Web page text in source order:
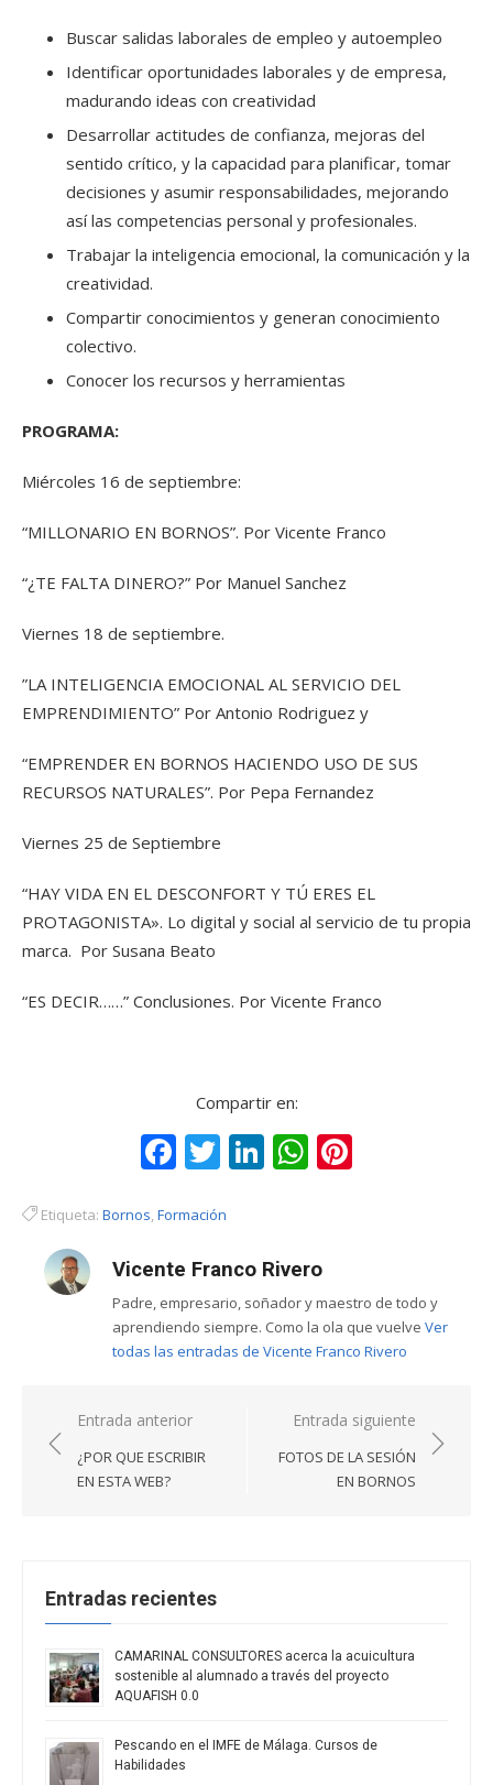
Buscar salidas laborales de empleo y autoempleo
Identificar oportunidades laborales y de empresa,
madurando ideas con creatividad
Desarrollar actitudes de confianza, mejoras del
sentido crítico, y la capacidad para planificar, tomar
decisiones y asumir responsabilidades, mejorando
así las competencias personal y profesionales.
Trabajar la inteligencia emocional, la comunicación y la
creatividad.
Compartir conocimientos y generan conocimiento
colectivo.
Conocer los recursos y herramientas
PROGRAMA:
Miércoles 16 de septiembre:
“MILLONARIO EN BORNOS”. Por Vicente Franco
“¿TE FALTA DINERO?” Por Manuel Sanchez
Viernes 18 de septiembre.
”LA INTELIGENCIA EMOCIONAL AL SERVICIO DEL
EMPRENDIMIENTO” Por Antonio Rodriguez y
“EMPRENDER EN BORNOS HACIENDO USO DE SUS
RECURSOS NATURALES”. Por Pepa Fernandez
Viernes 25 de Septiembre
“HAY VIDA EN EL DESCONFORT Y TÚ ERES EL
PROTAGONISTA». Lo digital y social al servicio de tu propia
marca. Por Susana Beato
“ES DECIR……” Conclusiones. Por Vicente Franco
Compartir en:
Facebook
Twitter
LinkedIn
WhatsApp
Etiqueta: Bornos,Formación
Vicente Franco Rivero
Padre, empresario, soñador y maestro de todo y
aprendiendo siempre. Como la ola que vuelve Ver
todas las entradas de Vicente Franco Rivero
Navegación
de
entradas
Entrada anterior
¿POR QUE ESCRIBIR
EN ESTA WEB?
Entrada siguiente
FOTOS DE LA SESIÓN
EN BORNOS
Entradas recientes
CAMARINAL CONSULTORES acerca la acuicultura
sostenible al alumnado a través del proyecto
AQUAFISH 0.0
Pescando en el IMFE de Málaga. Cursos de
Habilidades